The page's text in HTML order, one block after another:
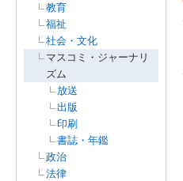
教育
福祉
社会・文化
マスコミ・ジャーナリ
ズム
放送
出版
印刷
書誌・年鑑
政治
法律